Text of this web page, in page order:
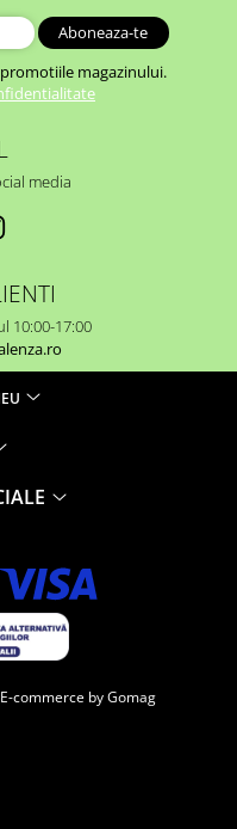
magazinului.
media
10:00-17:00
commerce by Gomag